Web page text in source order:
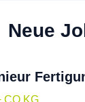
Neue
CO KG